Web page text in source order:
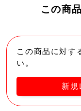
この商
この商品に対す
い。
新規